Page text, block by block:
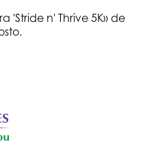
'Stride n' Thrive 5K» de